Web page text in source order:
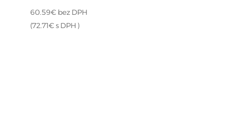
60.59€ bez DPH
(72.71€s DPH )